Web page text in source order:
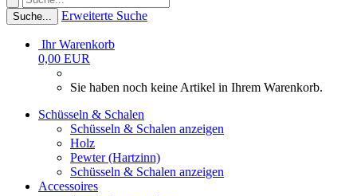
Suche... Erweiterte Suche
Ihr Warenkorb
0,00 EUR
Sie haben noch keine Artikel in Ihrem Warenkorb.
Schüsseln & Schalen
Schüsseln & Schalen anzeigen
Holz
Pewter (Hartzinn)
Schüsseln & Schalen anzeigen
Accessoires